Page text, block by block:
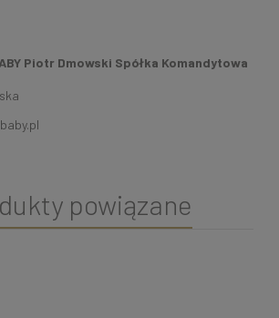
Piotr Dmowski Spółka Komandytowa
powiązane